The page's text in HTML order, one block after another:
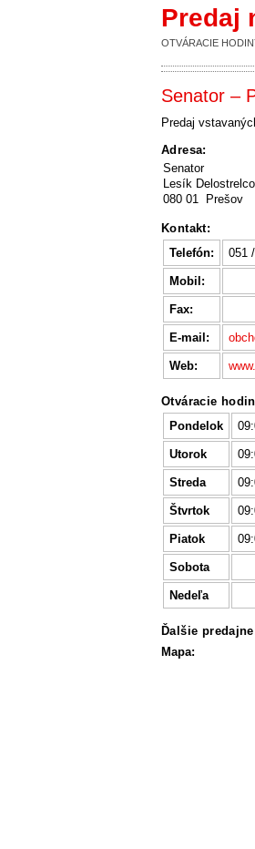
Predaj
OTVÁRACIE
Senator –
Predaj
Adresa:
Senator
Lesík
080 01 Prešov
Kontakt:
Telefón:
051
Mobil:
Fax:
E-mail:
Web:
Otváracie
Pondelok
Utorok
Streda
Štvrtok
Piatok
Sobota
Nedeľa
Ďalšie
Mapa: